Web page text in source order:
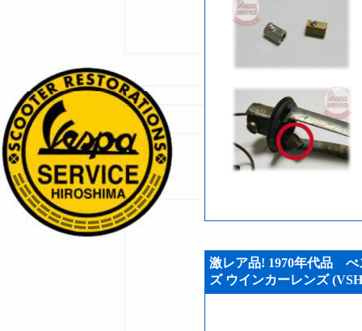
激レア品! 1970年代品 べ
ズ ウインカーレンズ